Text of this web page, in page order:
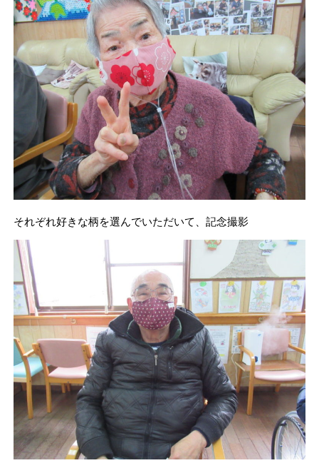
それぞれ好きな柄を選んでいただいて、記念撮影